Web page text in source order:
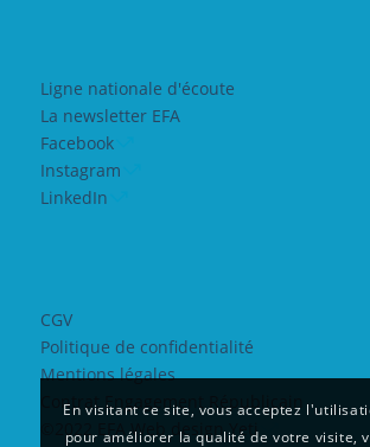
Ligne nationale d'écoute
La newsletter EFA
Facebook
Instagram
LinkedIn
CGV
Politique de confidentialité
Mentions légales
Contrat Engagement Républicain
©2022 EFA Web design Yeti
En visitant ce site, vous acceptez
pour améliorer la qualité de votre visite,